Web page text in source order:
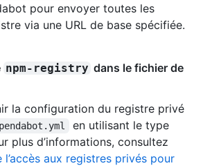
pour envoyer toutes les
via une URL de base spécifiée.
npm-registry dans le fichier de
la configuration du registre privé
en utilisant le type
plus d’informations, consultez
aux registres privés pour